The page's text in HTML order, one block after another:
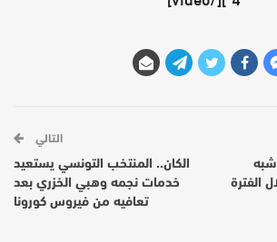
شبه
الفترة
التالي
الكان.. المنتخب التونسي يستعيد
خدمات نجمه وهبي الخزري بعد
تعافيه من فيروس كورونا